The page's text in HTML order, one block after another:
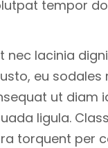
tempor
nec lacinia
eu sodales
ut diam
ligula.
torquent per